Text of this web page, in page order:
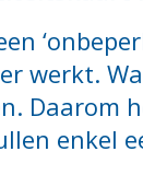
werkt.
Daarom
enkel